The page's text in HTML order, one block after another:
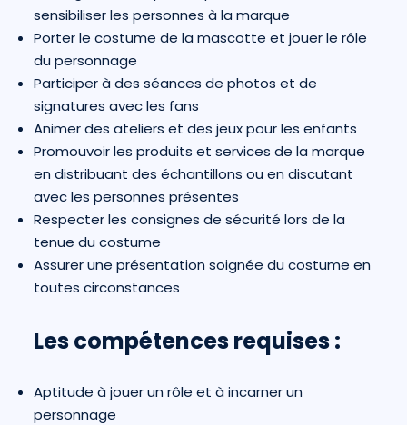
sensibiliser les personnes à la marque
Porter le costume de la mascotte et jouer le rôle
du personnage
Participer à des séances de photos et de
signatures avec les fans
Animer des ateliers et des jeux pour les enfants
Promouvoir les produits et services de la marque
en distribuant des échantillons ou en discutant
avec les personnes présentes
Respecter les consignes de sécurité lors de la
tenue du costume
Assurer une présentation soignée du costume en
toutes circonstances
Les compétences requises :
Aptitude à jouer un rôle et à incarner un
personnage